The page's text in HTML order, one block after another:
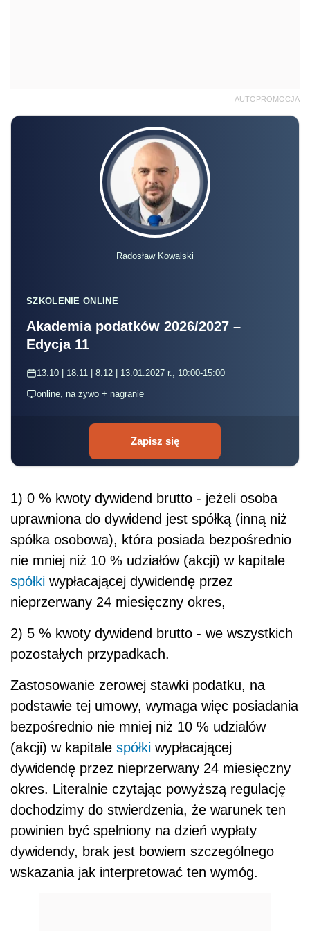
AUTOPROMOCJA
Radosław Kowalski
SZKOLENIE ONLINE
Akademia podatków 2026/2027 –
Edycja 11
13.10 | 18.11 | 8.12 | 13.01.2027 r., 10:00-15:00
online, na żywo + nagranie
Zapisz się
1) 0 % kwoty dywidend brutto - jeżeli osoba
uprawniona do dywidend jest spółką (inną niż
spółka osobowa), która posiada bezpośrednio
nie mniej niż 10 % udziałów (akcji) w kapitale
spółki wypłacającej dywidendę przez
nieprzerwany 24 miesięczny okres,
2) 5 % kwoty dywidend brutto - we wszystkich
pozostałych przypadkach.
Zastosowanie zerowej stawki podatku, na
podstawie tej umowy, wymaga więc posiadania
bezpośrednio nie mniej niż 10 % udziałów
(akcji) w kapitale spółki wypłacającej
dywidendę przez nieprzerwany 24 miesięczny
okres. Literalnie czytając powyższą regulację
dochodzimy do stwierdzenia, że warunek ten
powinien być spełniony na dzień wypłaty
dywidendy, brak jest bowiem szczególnego
wskazania jak interpretować ten wymóg.